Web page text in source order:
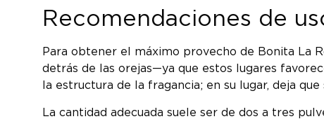
Recomendaciones de
Para obtener el máximo provecho de Bonita La
detrás de las orejas—ya que estos lugares
la estructura de la fragancia; en su lugar, deja
La cantidad adecuada suele ser de dos a tres